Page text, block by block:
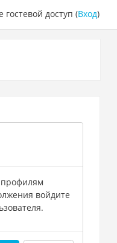
гостевой доступ (Вход)
профилям
войдите